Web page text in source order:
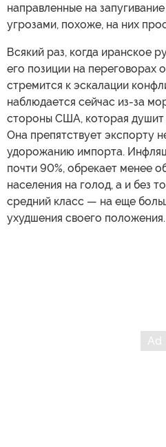
направленные на
угрозами, похоже, на них
Всякий раз, когда иранское
его позиции на переговорах
стремится к эскалации
наблюдается сейчас из-за
стороны США, которая душит
Она препятствует экспорту
удорожанию импорта.
почти 90%, обрекает менее
населения на голод, а и без
средний класс — на еще
ухудшения своего положения.